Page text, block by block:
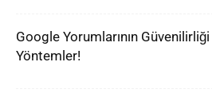
Google Yorumlarının Güvenilirliği
Yöntemler!